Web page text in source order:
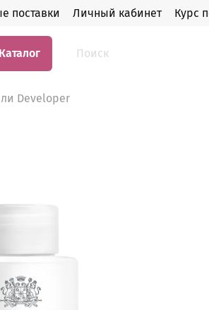
поставки Личный кабинет Курс
Каталог
Developer